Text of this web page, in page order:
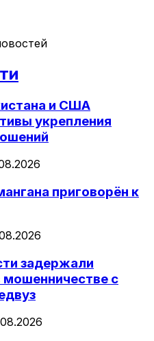
и США
укрепления
приговорён к
задержали
мошенничестве с